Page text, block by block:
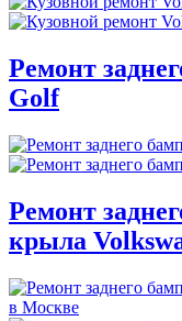
Ремонт
Golf
Ремонт
крыла